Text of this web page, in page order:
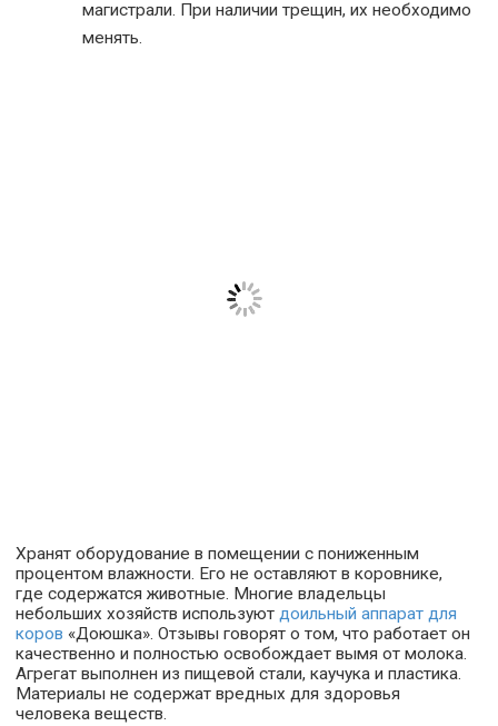
магистрали. При наличии трещин, их необходимо
менять.
Хранят оборудование в помещении с пониженным
процентом влажности. Его не оставляют в коровнике,
где содержатся животные. Многие владельцы
небольших хозяйств используютдоильный аппарат для
коров «Доюшка». Отзывы говорят о том, что работает он
качественно и полностью освобождает вымя от молока.
Агрегат выполнен из пищевой стали, каучука и пластика.
Материалы не содержат вредных для здоровья
человека веществ.